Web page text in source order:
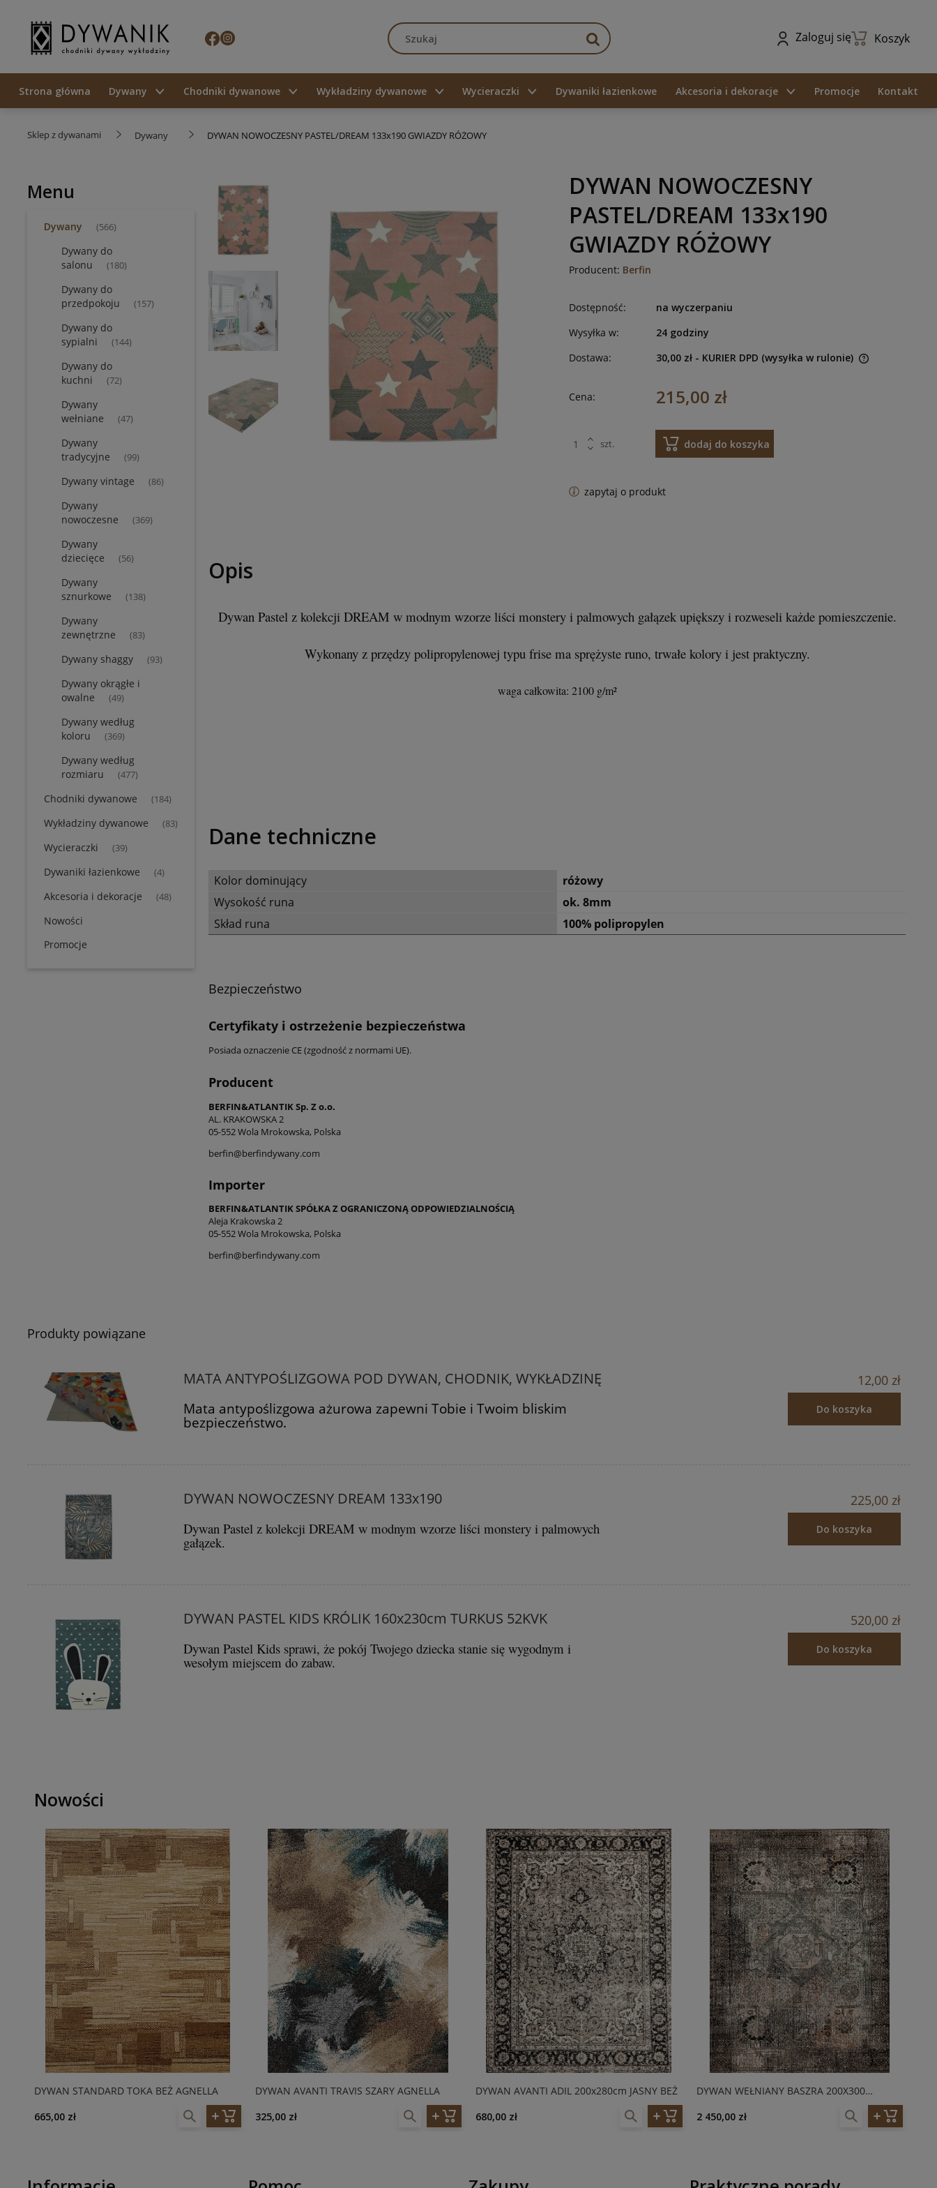
Zaloguj się Koszyk
Strona główna Dywany Chodniki dywanowe Wykładziny dywanowe Wycieraczki Dywaniki łazienkowe Akcesoria i dekoracje Promocje Kontakt
Sklep z dywanami Dywany DYWAN NOWOCZESNY PASTEL/DREAM 133x190 GWIAZDY RÓŻOWY
Menu
Dywany (566)
Dywany do
salonu
(180)
Dywany do
przedpokoju
(157)
Dywany do
sypialni
(144)
Dywany do
kuchni
(72)
Dywany
wełniane
(47)
Dywany
tradycyjne
(99)
Dywany vintage (86)
Dywany
nowoczesne
(369)
Dywany
dziecięce
(56)
Dywany
sznurkowe
(138)
Dywany
zewnętrzne
(83)
Dywany shaggy (93)
Dywany okrągłe i
owalne
(49)
Dywany według
koloru
(369)
Dywany według
rozmiaru
(477)
Chodniki dywanowe (184)
Wykładziny dywanowe (83)
Wycieraczki (39)
Dywaniki łazienkowe (4)
Akcesoria i dekoracje (48)
Nowości
Promocje
DYWAN NOWOCZESNY
PASTEL/DREAM 133x190
GWIAZDY RÓŻOWY
Producent: Berfin
Dostępność:
na wyczerpaniu
Wysyłka w:
24 godziny
Dostawa:
30,00 zł - KURIER DPD (wysyłka w rulonie)
Cena: 215,00 zł
szt. dodaj do koszyka
zapytaj o produkt
Opis
Dywan Pastel z kolekcji DREAM w modnym wzorze liści monstery i palmowych gałązek upiększy i rozweseli każde pomieszczenie.
Wykonany z przędzy polipropylenowej typu frise ma sprężyste runo, trwałe kolory i jest praktyczny.
waga całkowita: 2100 g/m²
Dane techniczne
Kolor dominujący
różowy
Wysokość runa
ok. 8mm
Skład runa
100% polipropylen
Bezpieczeństwo
Certyfikaty i ostrzeżenie bezpieczeństwa
Posiada oznaczenie CE (zgodność z normami UE).
Producent
BERFIN&ATLANTIK Sp. Z o.o.
AL. KRAKOWSKA 2
05-552 Wola Mrokowska, Polska
berfin@berfindywany.com
Importer
BERFIN&ATLANTIK SPÓŁKA Z OGRANICZONĄ ODPOWIEDZIALNOŚCIĄ
Aleja Krakowska 2
05-552 Wola Mrokowska, Polska
berfin@berfindywany.com
Produkty powiązane
MATA ANTYPOŚLIZGOWA POD DYWAN, CHODNIK, WYKŁADZINĘ
Mata antypoślizgowa ażurowa zapewni Tobie i Twoim bliskim
bezpieczeństwo.
12,00 zł
Do koszyka
DYWAN NOWOCZESNY DREAM 133x190
Dywan Pastel z kolekcji DREAM w modnym wzorze liści monstery i palmowych
gałązek.
225,00 zł
Do koszyka
DYWAN PASTEL KIDS KRÓLIK 160x230cm TURKUS 52KVK
Dywan Pastel Kids sprawi, że pokój Twojego dziecka stanie się wygodnym i
wesołym miejscem do zabaw.
520,00 zł
Do koszyka
Nowości
DYWAN STANDARD TOKA BEŻ AGNELLA
665,00 zł
DYWAN AVANTI TRAVIS SZARY AGNELLA
325,00 zł
DYWAN AVANTI ADIL 200x280cm JASNY BEŻ
680,00 zł
DYWAN WEŁNIANY BASZRA 200X300
2 450,00 zł